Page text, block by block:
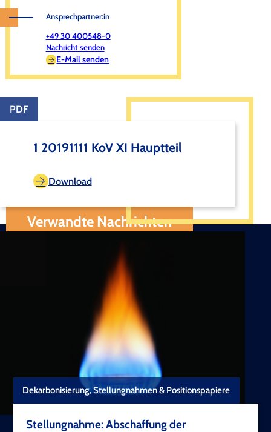
Ansprechpartner:in
+49 30 400548-0
Nachricht senden
E-Mail senden
PDF
1 20191111 KoV XI Hauptteil
Download
Verwandte Nachrichten
Dekarbonisierung, Stellungnahmen & Positionspapiere
Stellungnahme: Abschaffung der